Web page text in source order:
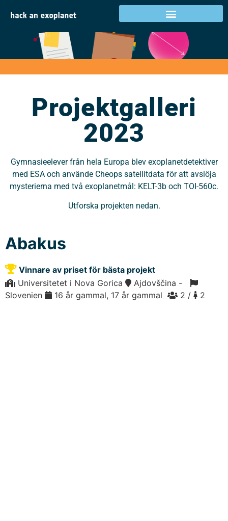
Projektgalleri 2023
Projektgalleri
2023
Gymnasieelever från hela Europa blev exoplanetdetektiver
med ESA och använde Cheops satellitdata för att avslöja
mysterierna med två exoplanetmål: KELT-3b och TOI-560c.
Utforska projekten nedan.
Abakus
Vinnare av priset för bästa projekt
Universitetet i Nova Gorica
Ajdovščina -
Slovenien
16 år gammal, 17 år gammal 2 / 2